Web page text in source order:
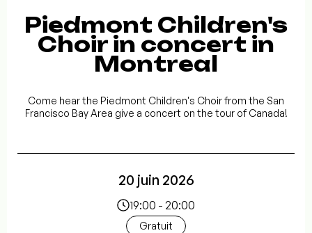
Piedmont Children's
Choir in concert in
Montreal
Come hear the Piedmont Children's Choir from the San
Francisco Bay Area give a concert on the tour of Canada!
20 juin 2026
19:00 - 20:00
Gratuit